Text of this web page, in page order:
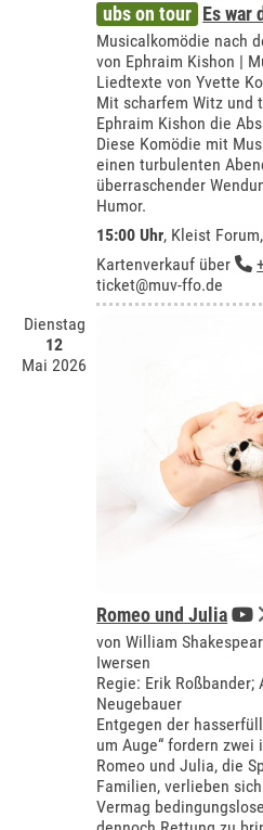
ubs on tour Es war
Musicalkomödie nach
von Ephraim Kishon |
Liedtexte von Yvette
Mit scharfem Witz
Ephraim Kishon die
Diese Komödie mit
einen turbulenten
überraschender
Humor.
15:00 Uhr, Kleist
Kartenverkauf über
ticket@muv-ffo.de
Dienstag
12
Mai 2026
Romeo und Julia
von William
Iwersen
Regie: Erik
Neugebauer
Entgegen der
um Auge“ fordern zwei
Romeo und Julia, die
Familien, verlieben
Vermag